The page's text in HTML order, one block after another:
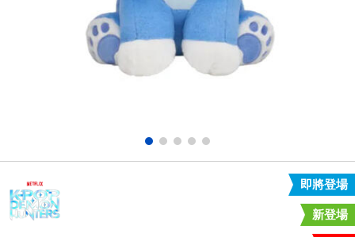
電子玩具
遊戲及拼圖系列
派對用品
LEGO樂高
Barbie芭比
NERF熱火 即將登場
新登場